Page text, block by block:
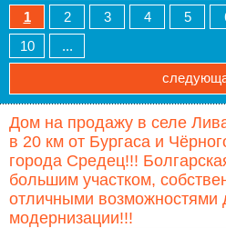
1 2 3 4 5
10
...
Дом на продажу в селе
в 20 км от Бургаса и
города Средец!!!
большим участком,
отличными возможностями
модернизации!!!